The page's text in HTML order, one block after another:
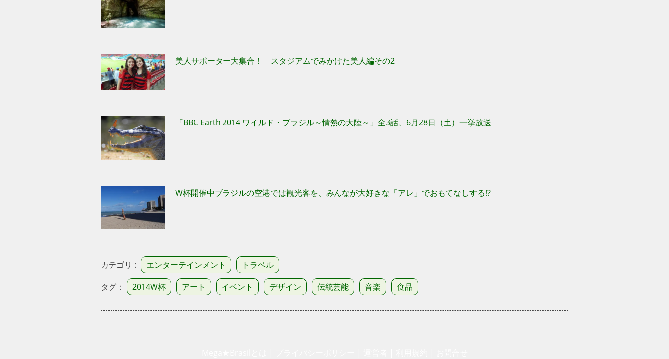
美人サポーター大集合！ スタジアムでみかけた美人編その2
「BBC Earth 2014 ワイルド・ブラジル～情熱の大陸～」全3話、6月28日（土）一挙放送
W杯開催中ブラジルの空港では観光客を、みんなが大好きな「アレ」でおもてなしする!?
カテゴリ : エンターテインメント
トラベル
タグ：
2014W杯 アート イベント デザイン 伝統芸能 音楽 食品